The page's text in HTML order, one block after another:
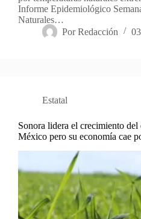
Informe Epidemiológico
Naturales…
Por Redacción
Estatal
Sonora lidera el crecimiento del
México pero su economía cae